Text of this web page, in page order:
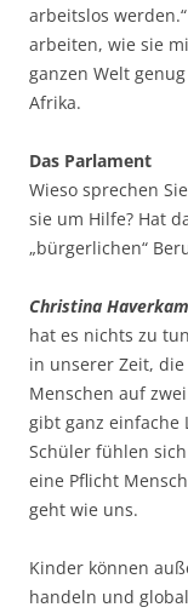
arbeitslos
arbeiten, wie sie
ganzen Welt
Afrika.
Das Parlament
Wieso sprechen
sie um Hilfe? Hat
„bürgerlichen“
Christina
hat es nichts zu
in unserer Zeit,
Menschen auf
gibt ganz einfache
Schüler fühlen
eine Pflicht
geht wie uns.
Kinder können
handeln und